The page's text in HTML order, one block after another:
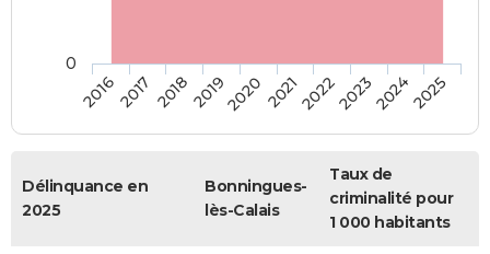
20162017 20182019202020212022202320242025
0
Délinquance en
2025
Bonningues-
lès-Calais
Taux de
criminalité pour
1 000 habitants